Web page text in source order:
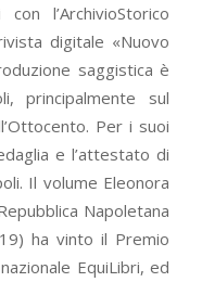
l’ArchivioStorico
digitale «Nuovo
saggistica è
principalmente sul
Per i suoi
e l’attestato di
Il volume Eleonora
Napoletana
ha vinto il Premio
EquiLibri, ed